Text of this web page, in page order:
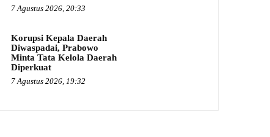
7 Agustus 2026, 20:33
Korupsi Kepala Daerah
Diwaspadai, Prabowo
Minta Tata Kelola Daerah
Diperkuat
7 Agustus 2026, 19:32